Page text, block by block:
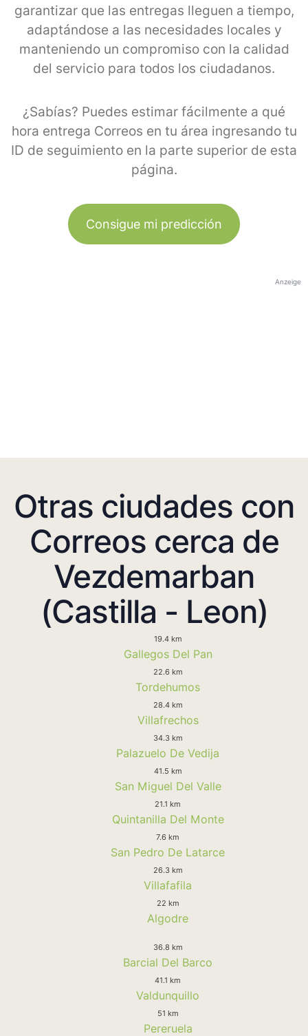
garantizar que las entregas lleguen a tiempo,
adaptándose a las necesidades locales y
manteniendo un compromiso con la calidad
del servicio para todos los ciudadanos.
¿Sabías? Puedes estimar fácilmente a qué
hora entrega Correos en tu área ingresando tu
ID de seguimiento en la parte superior de esta
página.
Consigue mi predicción
Anzeige
Otras ciudades con
Correos cerca de
Vezdemarban
(Castilla - Leon)
19.4 km
Gallegos Del Pan
22.6 km
Tordehumos
28.4 km
Villafrechos
34.3 km
Palazuelo De Vedija
41.5 km
San Miguel Del Valle
21.1 km
Quintanilla Del Monte
7.6 km
San Pedro De Latarce
26.3 km
Villafafila
22 km
Algodre
36.8 km
Barcial Del Barco
41.1 km
Valdunquillo
51 km
Pereruela